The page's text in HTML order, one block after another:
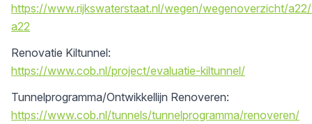
https://www.rijkswaterstaat.nl/wegen/wegenoverzicht/
a22
Renovatie Kiltunnel:
https://www.cob.nl/project/evaluatie-kiltunnel/
Tunnelprogramma/Ontwikkellijn Renoveren:
https://www.cob.nl/tunnels/tunnelprogramma/renoveren/